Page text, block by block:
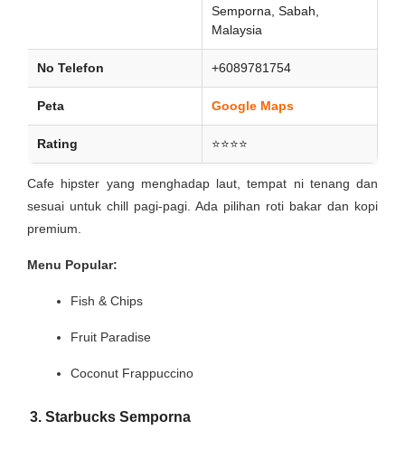
Semporna, Sabah,
Malaysia
No Telefon +6089781754
Peta Google Maps
Rating ⭐⭐⭐⭐
Cafe hipster yang menghadap laut, tempat ni tenang dan
sesuai untuk chill pagi-pagi. Ada pilihan roti bakar dan kopi
premium.
Menu Popular:
Fish & Chips
Fruit Paradise
Coconut Frappuccino
3. Starbucks Semporna